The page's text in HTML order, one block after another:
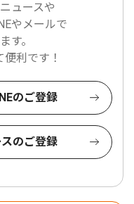
ュースや
やメールで
す。
利です！
のご登録
のご登録